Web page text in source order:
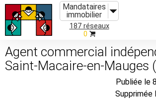
Mandataires
immobilier
187 réseaux
0
Agent commercial
Saint-Macaire-en-Mauges
Publiée le
Supprimée